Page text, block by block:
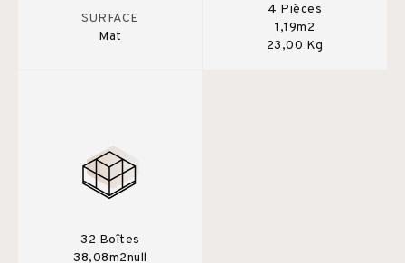
SURFACE
Mat
4 Pièces
1,19m2
23,00 Kg
32 Boîtes
38,08m2null